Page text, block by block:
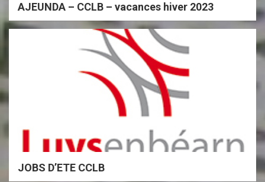
AJEUNDA – CCLB – vacances hiver 2023
JOBS D’ETE CCLB